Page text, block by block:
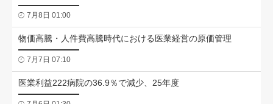
7月8日 01:00
物価高騰・人件費高騰時代における医業経営の原価管理
7月7日 07:10
医業利益222病院の36.9％で減少、25年度